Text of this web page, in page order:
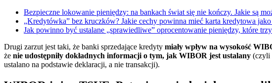
Bezpieczne lokowanie pieniędzy: na bankach świat się nie kończy. Jakie są
„Kredytówka” bez kruczków? Jakie cechy powinna mieć karta kredytowa
Jak powinno być ustalane „sprawiedliwe” oprocentowanie pieniędzy, które
Drugi zarzut jest taki, że banki sprzedające kredyty miały wpływ na wysokość
że nie udostępniły dokładnych informacji o tym, jak WIBOR jest ustalany (czyli
ustalano na podstawie deklaracji, a nie transakcji).